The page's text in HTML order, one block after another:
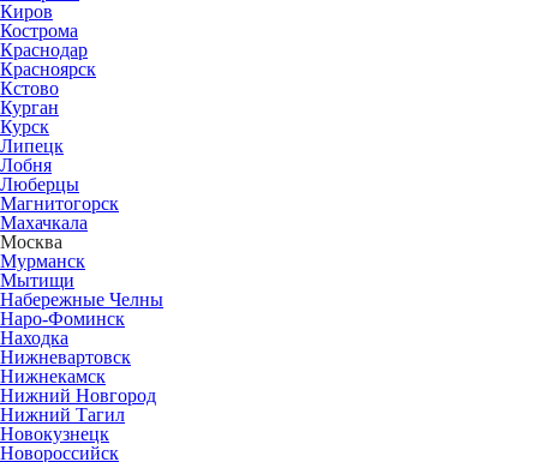
Киров
Кострома
Краснодар
Красноярск
Кстово
Курган
Курск
Липецк
Лобня
Люберцы
Магнитогорск
Махачкала
Москва
Мурманск
Мытищи
Набережные Челны
Наро-Фоминск
Находка
Нижневартовск
Нижнекамск
Нижний Новгород
Нижний Тагил
Новокузнецк
Новороссийск